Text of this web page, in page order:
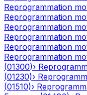
Reprogrammation
Reprogrammation
Reprogrammation
Reprogrammation
Reprogrammation
Reprogrammation
(01300)›
(01230)›
(01510)›